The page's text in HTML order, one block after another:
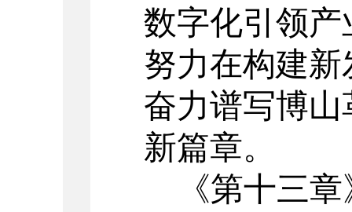
数字化引领
努力在构建
奋力谱写博
新篇章。
《第十三